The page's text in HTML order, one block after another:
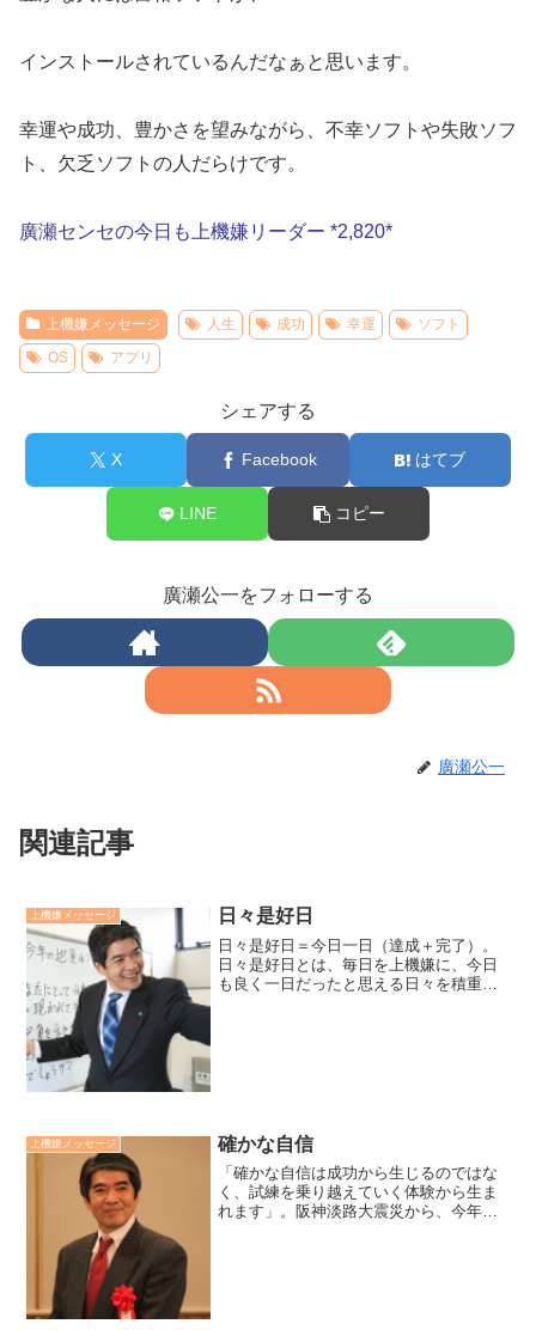
インストールされているんだなぁと思います。
幸運や成功、豊かさを望みながら、不幸ソフトや失敗ソフ
ト、欠乏ソフトの人だらけです。
廣瀬センセの今日も上機嫌リーダー *2,820*
上機嫌メッセージ 人生 成功 幸運
ソフト
OS
アプリ
シェアする
X Facebook はてブ
LINE コピー
廣瀬公一をフォローする
廣瀬公一
関連記事
上機嫌メッセージ 日々是好日
日々是好日＝今日一日（達成＋完了）。
日々是好日とは、毎日を上機嫌に、今日
も良く一日だったと思える日々を積重ね
上機嫌メッセージ 確かな自信
「確かな自信は成功から生じるのではな
く、試練を乗り越えていく体験から生ま
れます」。阪神淡路大震災から、今年で